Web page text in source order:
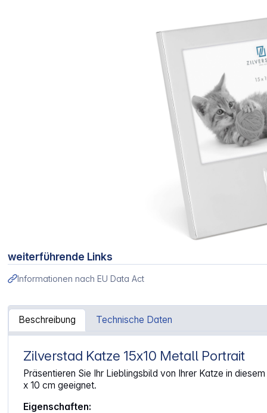
weiterführende Links
Informationen nach EU Data Act
Beschreibung Technische Daten
Artikelinformationen "Zilverstad Katze 15x10 Metall Portrait
Zilverstad Katze 15x10 Metall Portrait
Präsentieren Sie Ihr Lieblingsbild von Ihrer Katze in
x 10 cm geeignet.
Eigenschaften: